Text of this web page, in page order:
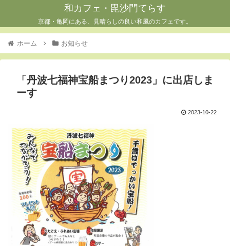
和カフェ・毘沙門てらす
京都・亀岡にある、見晴らしの良い和風のカフェです。
ホーム お知らせ
「丹波七福神宝船まつり2023」に出店しま
ーす
2023-10-22